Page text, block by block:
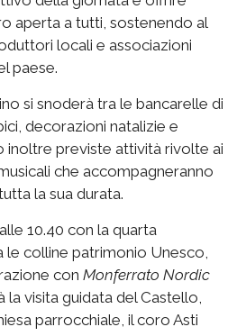
aperta a tutti, sostenendo al
locali e associazioni
paese.
si snoderà tra le bancarelle di
decorazioni natalizie e
previste attività rivolte ai
che accompagneranno
la sua durata.
10.40 con la quarta
le colline patrimonio Unesco,
con Monferrato Nordic
la visita guidata del Castello,
parrocchiale, il coro Asti